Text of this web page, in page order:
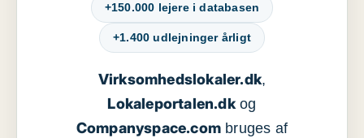
+150.000 lejere i databasen
+1.400 udlejninger årligt
Virksomhedslokaler.dk,
Lokaleportalen.dkog
Companyspace.com bruges af